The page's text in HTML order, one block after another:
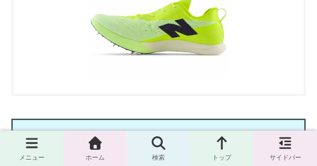
重さ：約167.5g（5.9oz片方）
価格：30,800円(税込)
メニュー ホーム 検索 トップ サイドバー